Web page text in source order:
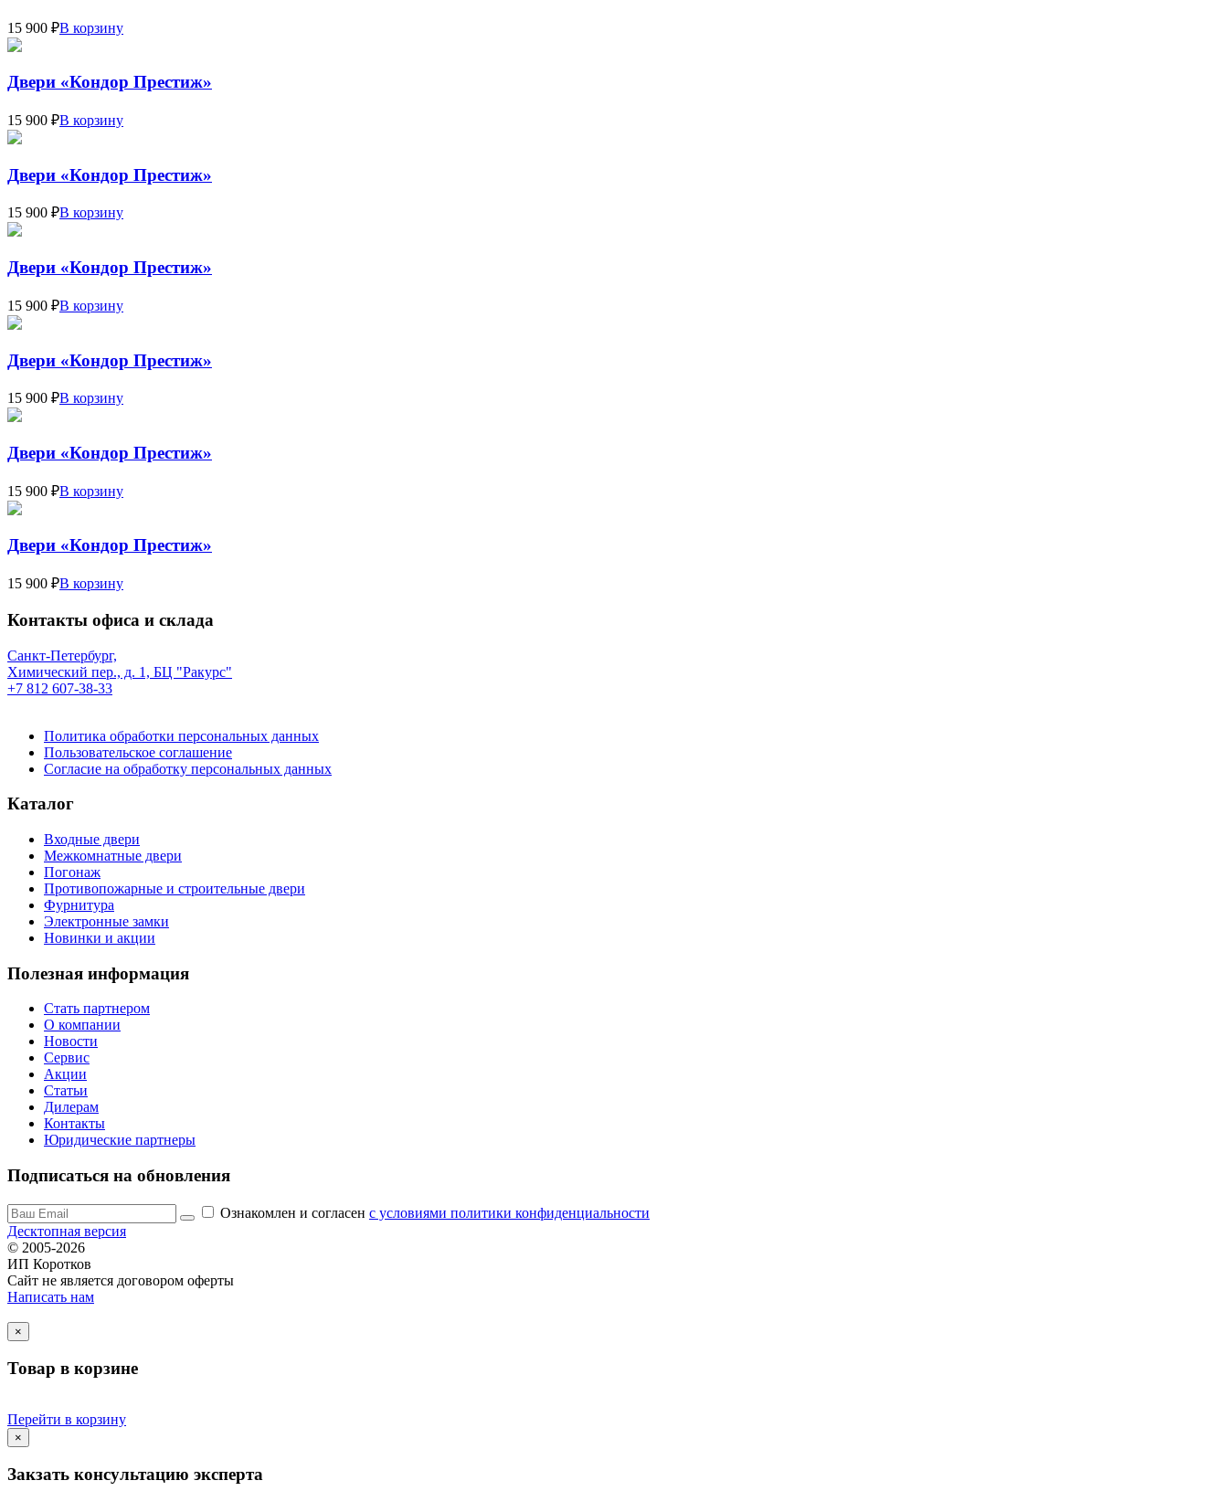
15 900 ₽В корзину
Двери «Кондор Престиж»
15 900 ₽В корзину
Двери «Кондор Престиж»
15 900 ₽В корзину
Двери «Кондор Престиж»
15 900 ₽В корзину
Двери «Кондор Престиж»
15 900 ₽В корзину
Двери «Кондор Престиж»
15 900 ₽В корзину
Двери «Кондор Престиж»
15 900 ₽В корзину
Контакты офиса и склада
Санкт-Петербург,
Химический пер., д. 1, БЦ "Ракурс"
+7 812 607-38-33
Политика обработки персональных данных
Пользовательское соглашение
Согласие на обработку персональных данных
Каталог
Входные двери
Межкомнатные двери
Погонаж
Противопожарные и строительные двери
Фурнитура
Электронные замки
Новинки и акции
Полезная информация
Стать партнером
О компании
Новости
Сервис
Акции
Статьи
Дилерам
Контакты
Юридические партнеры
Подписаться на обновления
Ознакомлен и согласен c условиями политики конфиденциальности
Десктопная версия
© 2005-2026
ИП Коротков
Сайт не является договором оферты
Написать нам
×
Товар в корзине
Перейти в корзину
×
Закзать консультацию эксперта